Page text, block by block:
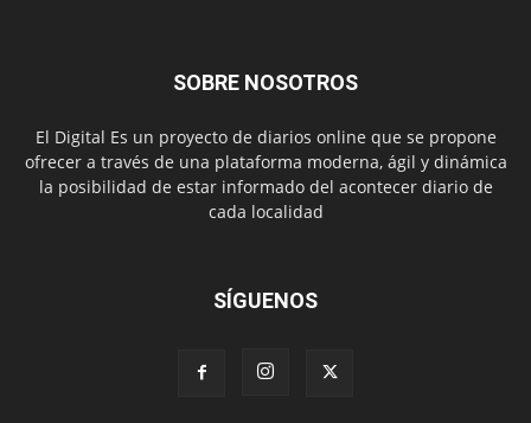
SOBRE NOSOTROS
El Digital Es un proyecto de diarios online que se propone
ofrecer a través de una plataforma moderna, ágil y dinámica
la posibilidad de estar informado del acontecer diario de
cada localidad
SÍGUENOS